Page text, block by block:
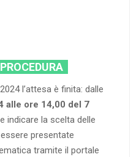
l’attesa è finita: dalle
alle ore 14,00 del 7
indicare la scelta delle
presentate
tramite il portale